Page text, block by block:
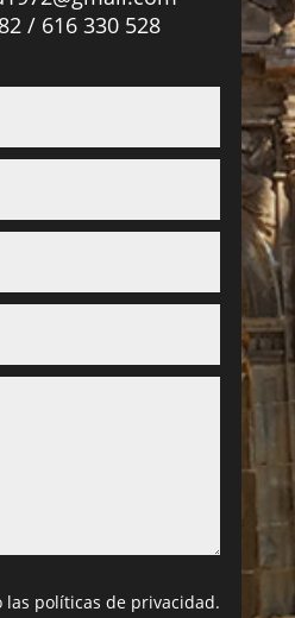
/ 616 330 528
las políticas de privacidad.